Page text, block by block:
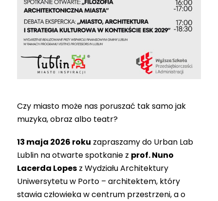
Czy miasto może nas poruszać tak samo jak
muzyka, obraz albo teatr?
13 maja 2026 roku zapraszamy do Urban Lab
Lublin na otwarte spotkanie z prof. Nuno
Lacerda Lopes z Wydziału Architektury
Uniwersytetu w Porto – architektem, który
stawia człowieka w centrum przestrzeni, a o